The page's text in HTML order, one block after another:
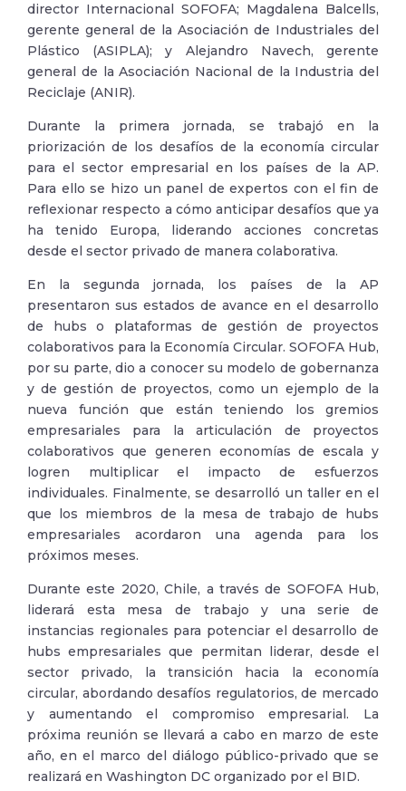
director Internacional SOFOFA; Magdalena Balcells,
gerente general de la Asociación de Industriales del
Plástico (ASIPLA); y Alejandro Navech, gerente
general de la Asociación Nacional de la Industria del
Reciclaje (ANIR).
Durante la primera jornada, se trabajó en la
priorización de los desafíos de la economía circular
para el sector empresarial en los países de la AP.
Para ello se hizo un panel de expertos con el fin de
reflexionar respecto a cómo anticipar desafíos que ya
ha tenido Europa, liderando acciones concretas
desde el sector privado de manera colaborativa.
En la segunda jornada, los países de la AP
presentaron sus estados de avance en el desarrollo
de hubs o plataformas de gestión de proyectos
colaborativos para la Economía Circular. SOFOFA Hub,
por su parte, dio a conocer su modelo de gobernanza
y de gestión de proyectos, como un ejemplo de la
nueva función que están teniendo los gremios
empresariales para la articulación de proyectos
colaborativos que generen economías de escala y
logren multiplicar el impacto de esfuerzos
individuales. Finalmente, se desarrolló un taller en el
que los miembros de la mesa de trabajo de hubs
empresariales acordaron una agenda para los
próximos meses.
Durante este 2020, Chile, a través de SOFOFA Hub,
liderará esta mesa de trabajo y una serie de
instancias regionales para potenciar el desarrollo de
hubs empresariales que permitan liderar, desde el
sector privado, la transición hacia la economía
circular, abordando desafíos regulatorios, de mercado
y aumentando el compromiso empresarial. La
próxima reunión se llevará a cabo en marzo de este
año, en el marco del diálogo público-privado que se
realizará en Washington DC organizado por el BID.